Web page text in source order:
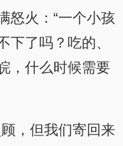
怒火：“一个小孩
下了吗？吃的、
，什么时候需要
，但我们寄回来